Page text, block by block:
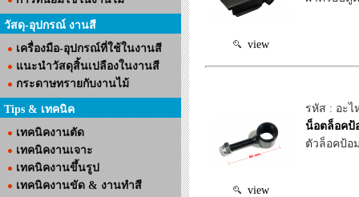
วัสดุ-อุปกรณ์ งานสี
เครื่องมือ-อุปกรณ์ที่ใช้ในงานสี
แนะนำวัสดุสิ้นเปลืองในงานสี
กระดาษทรายกับงานไม้
Tips & เทคนิค
เทคนิคงานตัด
เทคนิคงานเจาะ
เทคนิคงานขึ้นรูป
เทคนิคงานขัด & งานทำสี
view
view
รหัส : อะไ
น็อตล็อคป้
ตัวล็อคป้อ